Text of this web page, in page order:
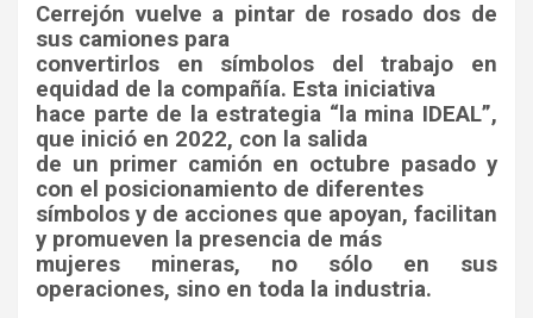
Cerrejón vuelve a pintar de rosado dos de
sus camiones para
convertirlos en símbolos del trabajo en
equidad de la compañía. Esta iniciativa
hace parte de la estrategia “la mina IDEAL”,
que inició en 2022, con la salida
de un primer camión en octubre pasado y
con el posicionamiento de diferentes
símbolos y de acciones que apoyan, facilitan
y promueven la presencia de más
mujeres mineras, no sólo en sus
operaciones, sino en toda la industria.